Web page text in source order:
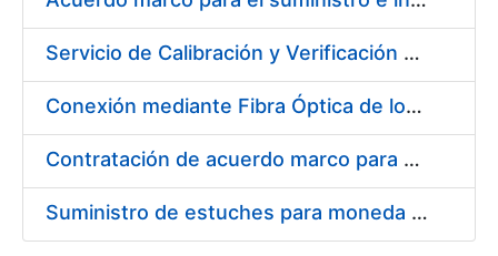
Servicio de Calibración y Verificación Externa de los Equipos de Medición del Servicio de Prevención de la FNMT-RCM
Conexión mediante Fibra Óptica de los Centros de Proceso de Datos (CPDs) de las sedes de la FNMT-RCM de Burgos y Madrid
Contratación de acuerdo marco para el Suministro de Material de Electricidad para la Fábrica Nacional de Moneda y Timbre-Real Casa de la Moneda en su centro de trabajo de Burgos
Suministro de estuches para moneda de 30 €